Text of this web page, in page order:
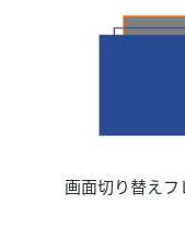
画面切り替え